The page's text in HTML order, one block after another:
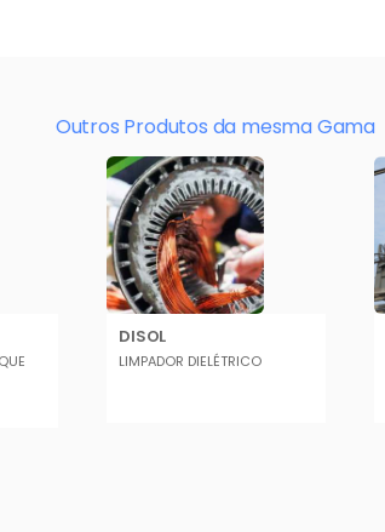
Outros Produtos da mesma Gama
DISOL
LIMPADOR DIELÉTRICO